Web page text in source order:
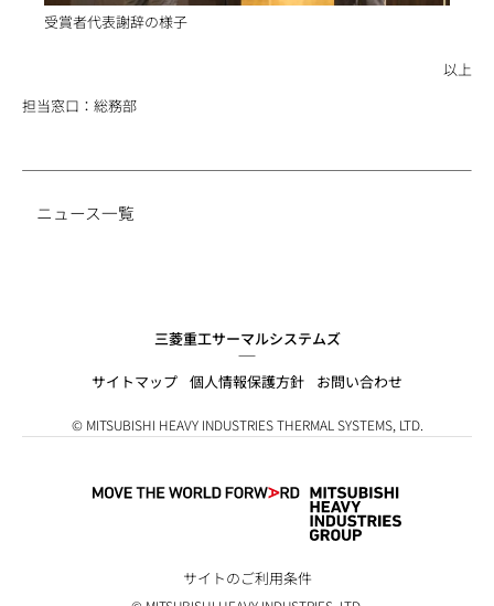
受賞者代表謝辞の様子
以上
担当窓口：総務部
ニュース一覧
三菱重工サーマルシステムズ
サイトマップ 個人情報保護方針 お問い合わせ
© MITSUBISHI HEAVY INDUSTRIES THERMAL SYSTEMS, LTD.
サイトのご利用条件